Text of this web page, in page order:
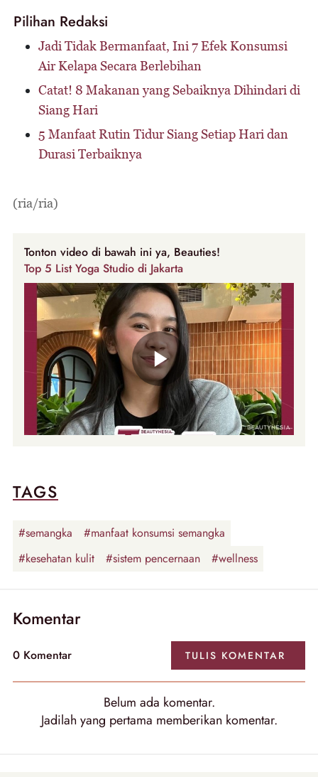
Pilihan Redaksi
Jadi Tidak Bermanfaat, Ini 7 Efek Konsumsi
Air Kelapa Secara Berlebihan
Catat! 8 Makanan yang Sebaiknya Dihindari di
Siang Hari
5 Manfaat Rutin Tidur Siang Setiap Hari dan
Durasi Terbaiknya
(ria/ria)
Tonton video di bawah ini ya, Beauties!
Top 5 List Yoga Studio di Jakarta
TAGS
#semangka
#manfaat konsumsi semangka
#kesehatan kulit
#sistem pencernaan #wellness
Komentar
0 Komentar TULIS KOMENTAR
Belum ada komentar.
Jadilah yang pertama memberikan komentar.